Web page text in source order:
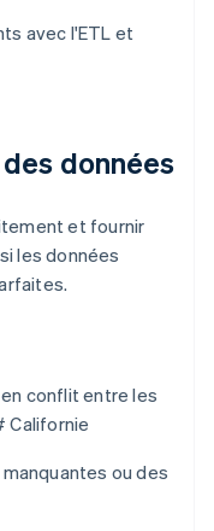
avec l'ETL et
données
et fournir
les données
conflit entre les
Californie
ou des